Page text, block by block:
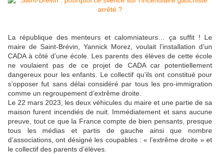
La république des menteurs et calomniateurs… ça suffit ! Le
maire de Saint-Brévin, Yannick Morez, voulait l’installation d’un
CADA à côté d’une école. Les parents des élèves de cette école
ne voulaient pas de ce projet de CADA car potentiellement
dangereux pour les enfants. Le collectif qu’ils ont constitué pour
s’opposer fut sans délai considéré par tous les pro-immigration
comme un regroupement d’extrême droite.
Le 22 mars 2023, les deux véhicules du maire et une partie de sa
maison furent incendiés de nuit. Immédiatement et sans aucune
preuve, tout ce que la France compte de bien pensants, presque
tous les médias et partis de gauche ainsi que nombre
d’associations, ont désigné les coupables : « l’extrême droite » et
le collectif des parents d’élèves.